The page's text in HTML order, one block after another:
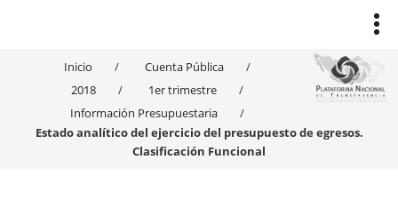
Inicio
Cuenta Pública
2018
1er trimestre
Información Presupuestaria
Estado analítico del ejercicio del presupuesto de egresos.
Clasificación Funcional